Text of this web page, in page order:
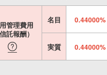
管理費用
信託報酬）
名目 0.44000%
実質 0.44000%